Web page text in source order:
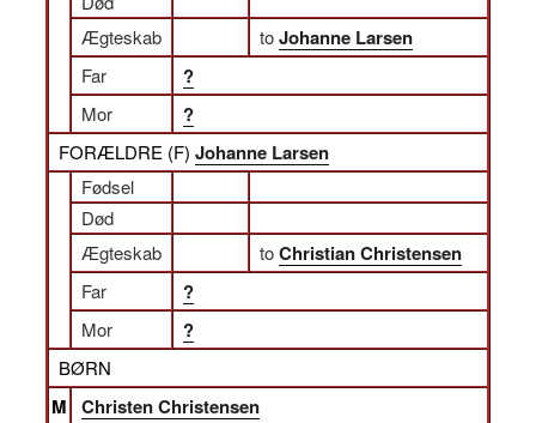
Ægteskab
toJohanne Larsen
Far ?
Mor ?
FORÆLDRE (F) Johanne Larsen
Fødsel
Død
Ægteskab
toChristian Christensen
Far ?
Mor ?
BØRN
M Christen Christensen